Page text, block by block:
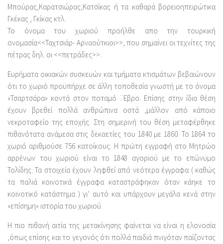
Μπούρας,Καρατσιώρας,Κατσίκας ή τα καθαρά βορειοηπειρώτικα
Γκέκας , Γκίκας κτλ.
Το όνομα του χωριού προήλθε απο την τουρκική
ονομασία<<Ταχτσιάρ- Αρναούτκιοι>>, που σημαίνει οι τεχνίτες της
πέτρας δηλ. οι <<πετράδες>>.
Ευρήματα οικιακών συσκευών και τμήματα κτισμάτων βεβαιώνουν
ότι το χωριό προϋπήρχε σε άλλη τοποθεσία γνωστή με το όνομα
«Τσαρτσάρα» κοντά στον ποταμό ¨Εβρο. Επίσης στην ίδια θέση
έχουν βρεθεί πολλά ανθρώπινα οστά ,μάλλον από κάποιο
νεκροταφείο της εποχής. Στη σημερινή του θέση μεταφέρθηκε
πιθανότατα ανάμεσα στις δεκαετίες του 1840 με 1860. Το 1864 το
χωριό αριθμούσε 756 κατοίκους. Η πρώτη εγγραφή στο Μητρώο
αρρένων του χωριού είναι το 1848 αγοριού με το επώνυμο
Τολίδης. Τα στοιχεία έχουν ληφθεί από νεότερα έγγραφα ( καθώς
τα παλιά κοινοτικά έγγραφα καταστράφηκαν όταν κάηκε το
κοινοτικό κατάστημα ) γι’ αυτό και υπάρχουν μεγάλα κενά στην
«επίσημη» ιστορία του χωριού.
Η πιο πιθανή αιτία της μετακίνησης φαίνεται να είναι η ελονοσία
,όπως επίσης και το γεγονός ότι πολλά παιδιά πνιγόταν παίζοντας